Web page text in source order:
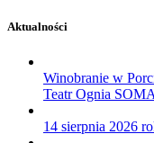
Aktualności
Winobranie w
Teatr Ognia SOMA
14 sierpnia 2026